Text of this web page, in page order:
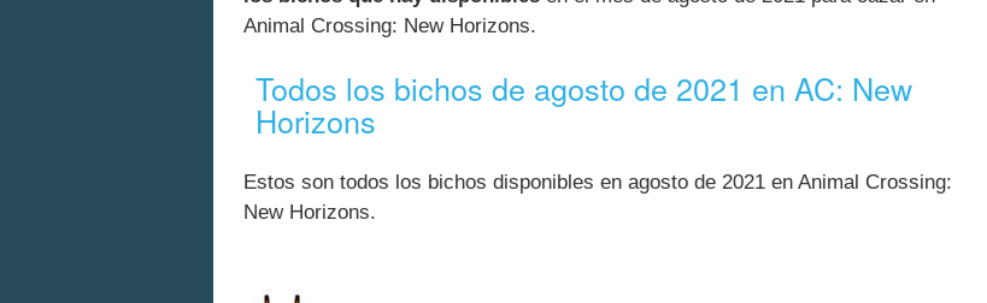
Animal Crossing: New Horizons.
Todos los bichos de agosto de 2021 en AC: New
Horizons
Estos son todos los bichos disponibles en agosto de 2021 en Animal Crossing:
New Horizons.